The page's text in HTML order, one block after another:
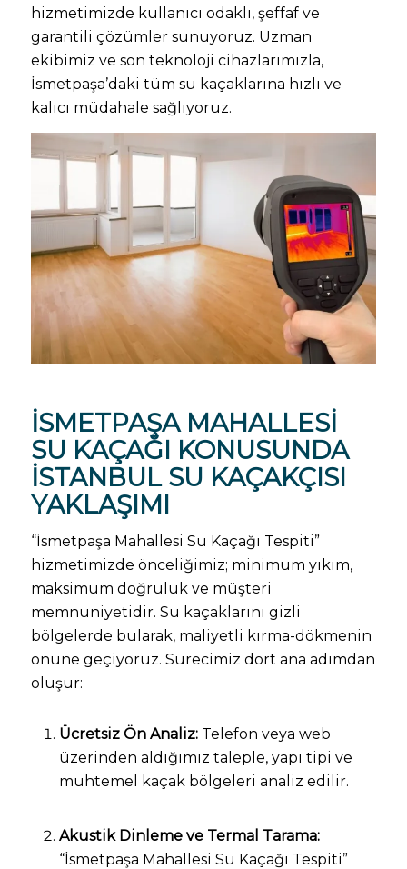
hizmetimizde kullanıcı odaklı, şeffaf ve
garantili çözümler sunuyoruz. Uzman
ekibimiz ve son teknoloji cihazlarımızla,
İsmetpaşa’daki tüm su kaçaklarına hızlı ve
kalıcı müdahale sağlıyoruz.
İSMETPAŞA MAHALLESI
SU KAÇAĞI KONUSUNDA
İSTANBUL SU KAÇAKÇISI
YAKLAŞIMI
“İsmetpaşa Mahallesi Su Kaçağı Tespiti”
hizmetimizde önceliğimiz; minimum yıkım,
maksimum doğruluk ve müşteri
memnuniyetidir. Su kaçaklarını gizli
bölgelerde bularak, maliyetli kırma-dökmenin
önüne geçiyoruz. Sürecimiz dört ana adımdan
oluşur:
Ücretsiz Ön Analiz:Telefon veya web
üzerinden aldığımız taleple, yapı tipi ve
muhtemel kaçak bölgeleri analiz edilir.
Akustik Dinleme ve Termal Tarama:
“İsmetpaşa Mahallesi Su Kaçağı Tespiti”